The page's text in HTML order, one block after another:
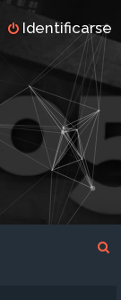
Identificarse